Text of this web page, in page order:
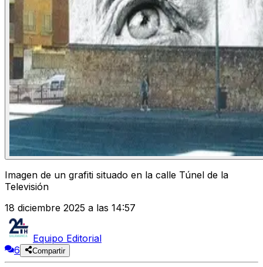
Imagen de un grafiti situado en la calle Túnel de la
Televisión
18 diciembre 2025 a las 14:57
Equipo Editorial
6
Compartir